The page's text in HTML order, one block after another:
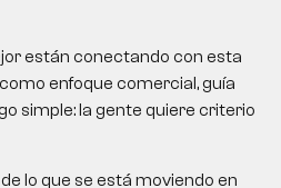
están conectando con esta
enfoque comercial, guía
simple: la gente quiere criterio
lo que se está moviendo en